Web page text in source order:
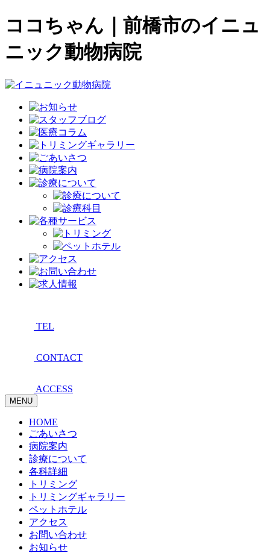
ココちゃん｜前橋市のイニュ
ニック動物病院
TEL
CONTACT
ACCESS
MENU
HOME
ごあいさつ
病院案内
診療について
各科詳細
トリミング
トリミングギャラリー
ペットホテル
アクセス
お問い合わせ
お知らせ